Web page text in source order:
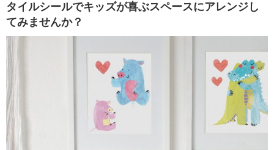
タイルシールでキッズが喜ぶスペースにアレンジし
てみませんか？